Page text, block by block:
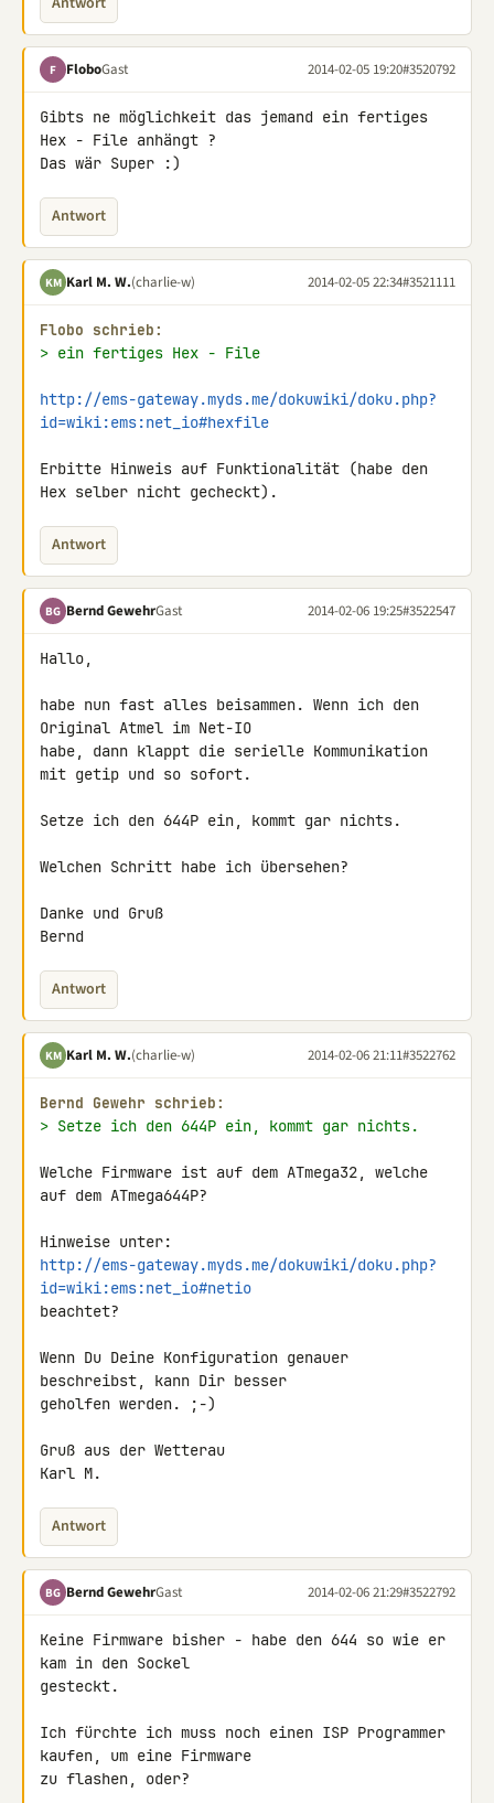
F FloboGast 2014-02-05 19:20#3520792
Gibts ne möglichkeit das jemand ein fertiges
Hex - File anhängt ?
Das wär Super :)
Antwort
KM Karl M. W.(charlie-w) 2014-02-05 22:34#3521111
Flobo schrieb:
> ein fertiges Hex - File
http://ems-gateway.myds.me/dokuwiki/doku.php?
id=wiki:ems:net_io#hexfile
Erbitte Hinweis auf Funktionalität (habe den
Hex selber nicht gecheckt).
Antwort
BG Bernd GewehrGast 2014-02-06 19:25#3522547
Hallo,
habe nun fast alles beisammen. Wenn ich den
Original Atmel im Net-IO
habe, dann klappt die serielle Kommunikation
mit getip und so sofort.
Setze ich den 644P ein, kommt gar nichts.
Welchen Schritt habe ich übersehen?
Danke und Gruß
Bernd
Antwort
KM Karl M. W.(charlie-w) 2014-02-06 21:11#3522762
Bernd Gewehr schrieb:
> Setze ich den 644P ein, kommt gar nichts.
Welche Firmware ist auf dem ATmega32, welche
auf dem ATmega644P?
http://ems-gateway.myds.me/dokuwiki/doku.php?
id=wiki:ems:net_io#netio
beachtet?
Wenn Du Deine Konfiguration genauer
beschreibst, kann Dir besser
geholfen werden. ;-)
Gruß aus der Wetterau
Karl M.
Antwort
BG Bernd GewehrGast 2014-02-06 21:29#3522792
Keine Firmware bisher - habe den 644 so wie er
kam in den Sockel
gesteckt.
Ich fürchte ich muss noch einen ISP Programmer
kaufen, um eine Firmware
zu flashen, oder?